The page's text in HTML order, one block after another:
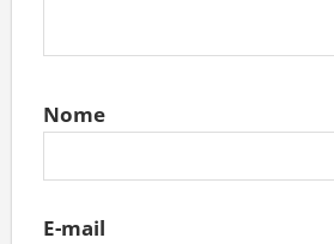
Nome
E-mail